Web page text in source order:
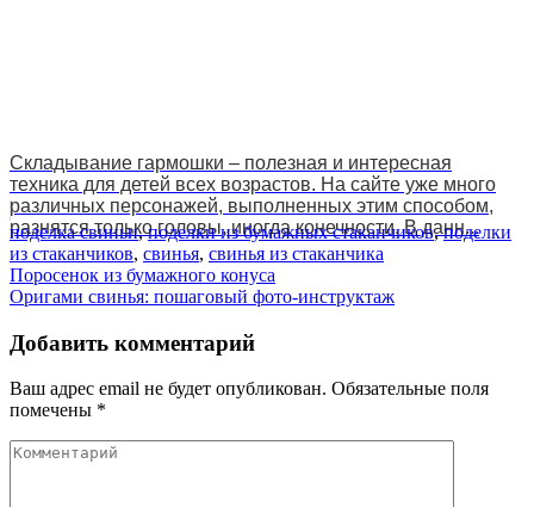
Складывание гармошки – полезная и интересная
техника для детей всех возрастов. На сайте уже много
различных персонажей, выполненных этим способом,
разнятся только головы, иногда конечности. В данн...
поделка свиньи,поделки из бумажных стаканчиков,поделки
из стаканчиков, свинья, свинья из стаканчика
Навигация
по
записям
Поросенок из бумажного конуса
Оригами свинья: пошаговый фото-инструктаж
Добавить комментарий
Ваш адрес email не будет опубликован. Обязательные поля
помечены *
Комментарий